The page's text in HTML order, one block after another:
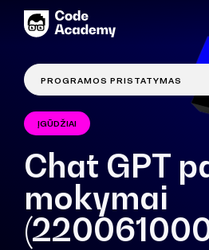
ĮGŪDŽIAI
Chat GPT
mokymai